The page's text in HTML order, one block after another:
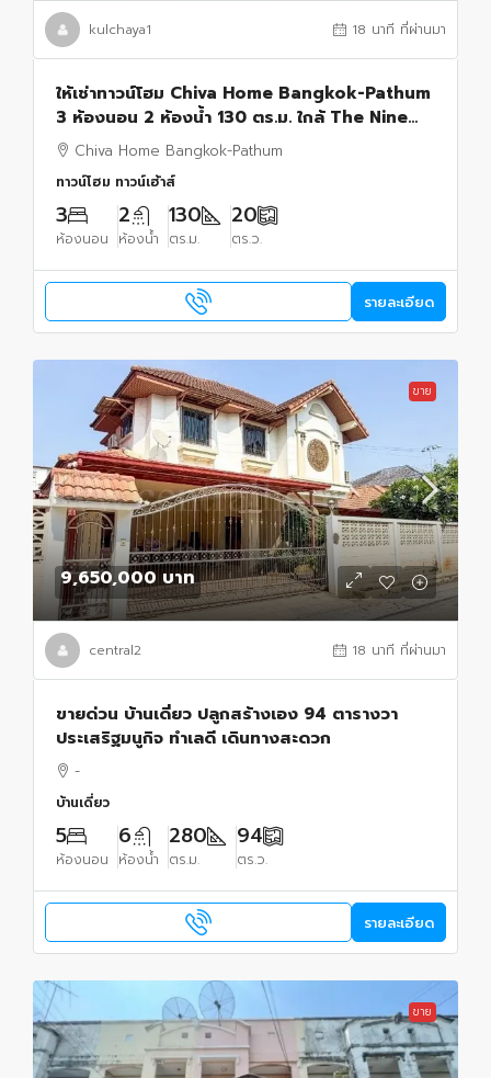
kulchaya1 18 นาที ที่ผ่านมา
ให้เช่าทาวน์โฮม Chiva Home Bangkok-Pathum
3 ห้องนอน 2 ห้องน้ำ 130 ตร.ม. ใกล้ The Nine
Center 11000 บาท
Chiva Home Bangkok-Pathum
ทาวน์โฮม ทาวน์เฮ้าส์
3
ห้องนอน
2
ห้องน้ำ
130
ตร.ม.
20
ตร.ว.
รายละเอียด
ขาย
9,650,000 บาท
central2 18 นาที ที่ผ่านมา
ขายด่วน บ้านเดี่ยว ปลูกสร้างเอง 94 ตารางวา
ประเสริฐมนูกิจ ทำเลดี เดินทางสะดวก
-
บ้านเดี่ยว
5
ห้องนอน
6
ห้องน้ำ
280
ตร.ม.
94
ตร.ว.
รายละเอียด
ขาย